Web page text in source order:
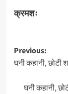
क्रमशः
Post
Previous:
घनी कहानी, छोटी
घनी कहानी,